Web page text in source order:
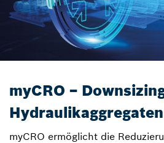
myCRO –
Hydraulikaggregaten
myCRO ermöglicht die